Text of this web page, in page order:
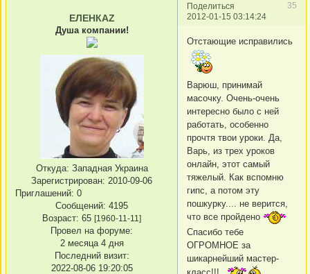
Поделиться
35
2012-01-15 03:14:24
ЕЛЕНКАZ
Душа компании!
Откуда: Западная Украина
Зарегистрирован: 2010-09-06
Приглашений: 0
Сообщений: 4195
Возраст: 65 [1960-11-11]
Провел на форуме:
2 месяца 4 дня
Последний визит:
2022-08-06 19:20:05
Отстающие исправились
Варюш, принимай
масочку. Очень-очень
интересно было с ней
работать, особенно
прочтя твои уроки. Да,
Варь, из трех уроков
онлайн, этот самый
тяжелый. Как вспомню
гипс, а потом эту
пошкурку.... не верится,
что все пройдено
Спасибо тебе
ОГРОМНОЕ за
шикарнейший мастер-